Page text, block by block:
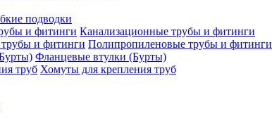
подводки
Канализационные трубы и фитинги
Полипропиленовые трубы и фитинги
Фланцевые втулки (Бурты)
Хомуты для крепления труб